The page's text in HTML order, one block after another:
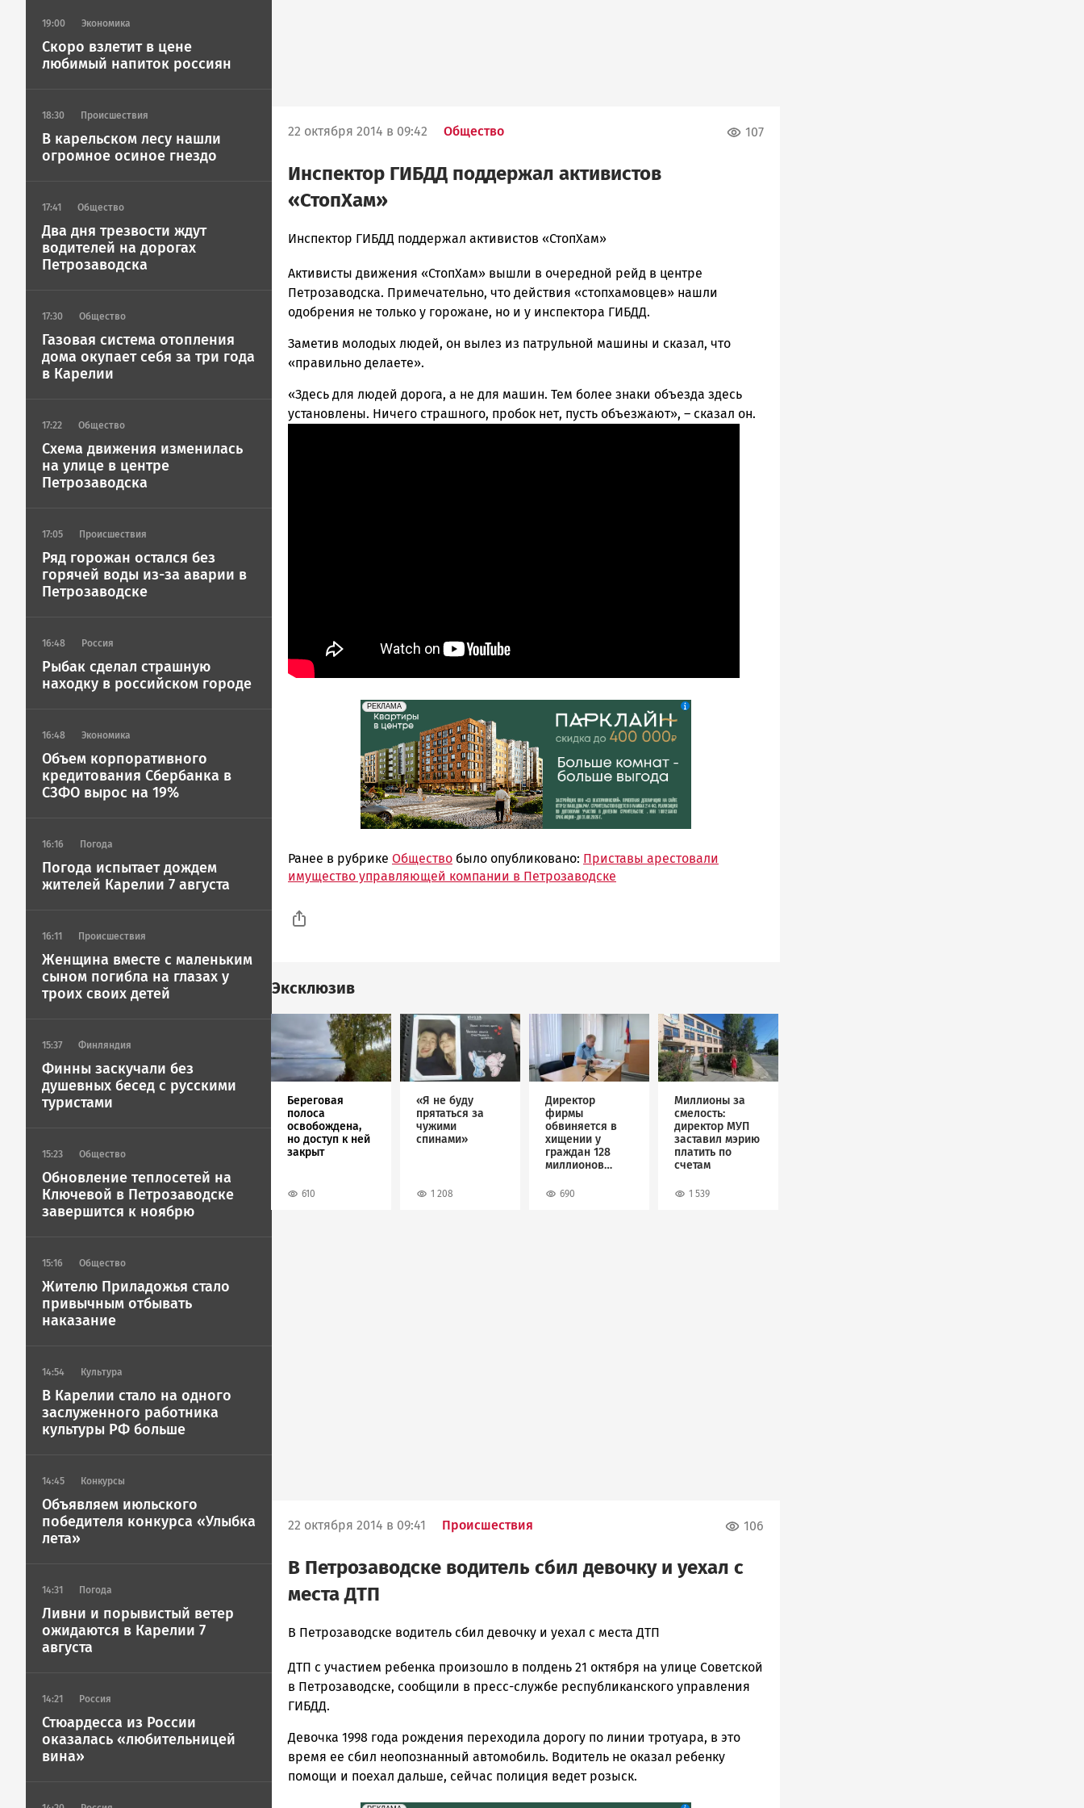
19:00 Экономика
Скоро взлетит в цене
любимый напиток россиян
18:30 Происшествия
В карельском лесу нашли
огромное осиное гнездо
17:41 Общество
Два дня трезвости ждут
водителей на дорогах
Петрозаводска
17:30 Общество
Газовая система отопления
дома окупает себя за три года
в Карелии
17:22 Общество
Схема движения изменилась
на улице в центре
Петрозаводска
17:05 Происшествия
Ряд горожан остался без
горячей воды из-за аварии в
Петрозаводске
16:48 Россия
Рыбак сделал страшную
находку в российском городе
16:48 Экономика
Объем корпоративного
кредитования Сбербанка в
СЗФО вырос на 19%
16:16 Погода
Погода испытает дождем
жителей Карелии 7 августа
16:11 Происшествия
Женщина вместе с маленьким
сыном погибла на глазах у
троих своих детей
15:37 Финляндия
Финны заскучали без
душевных бесед с русскими
туристами
15:23 Общество
Обновление теплосетей на
Ключевой в Петрозаводске
завершится к ноябрю
15:16 Общество
Жителю Приладожья стало
привычным отбывать
наказание
14:54 Культура
В Карелии стало на одного
заслуженного работника
культуры РФ больше
14:45 Конкурсы
Объявляем июльского
победителя конкурса «Улыбка
лета»
14:31 Погода
Ливни и порывистый ветер
ожидаются в Карелии 7
августа
14:21 Россия
Стюардесса из России
оказалась «любительницей
вина»
22 октября 2014 в 09:42 Общество 107
Инспектор ГИБДД поддержал активистов
«СтопХам»
admintimur
Петрозаводска
и
Карелии
Петрозаводск
ГОВОРИТ
Инспектор ГИБДД поддержал активистов «СтопХам»
Активисты движения «СтопХам» вышли в очередной рейд в центре
Петрозаводска. Примечательно, что действия «стопхамовцев» нашли
одобрения не только у горожане, но и у инспектора ГИБДД.
Заметив молодых людей, он вылез из патрульной машины и сказал, что
«правильно делаете».
«Здесь для людей дорога, а не для машин. Тем более знаки объезда здесь
установлены. Ничего страшного, пробок нет, пусть объезжают», – сказал он.
erid: 2SDnjdeSPnB
РЕКЛАМА
Реклама
Ранее в рубрике Общество было опубликовано: Приставы арестовали
имущество управляющей компании в Петрозаводске
Эксклюзив
Береговая
полоса
освобождена,
но доступ к ней
закрыт
610
Image
«Я не буду
прятаться за
чужими
спинами»
1 208
Директор
фирмы
обвиняется в
хищении у
граждан 128
миллионов
690
Image
Миллионы за
смелость:
директор МУП
заставил мэрию
платить по
счетам
1 539
22 октября 2014 в 09:41 Происшествия 106
В Петрозаводске водитель сбил девочку и уехал с
места ДТП
admintimur
Петрозаводска
и
Карелии
Петрозаводск
ГОВОРИТ
В Петрозаводске водитель сбил девочку и уехал с места ДТП
ДТП с участием ребенка произошло в полдень 21 октября на улице Советской
в Петрозаводске, сообщили в пресс-службе республиканского управления
ГИБДД.
Девочка 1998 года рождения переходила дорогу по линии тротуара, в это
время ее сбил неопознанный автомобиль. Водитель не оказал ребенку
помощи и поехал дальше, сейчас полиция ведет розыск.